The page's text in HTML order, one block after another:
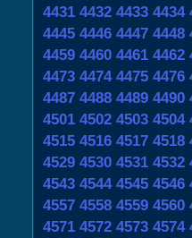
4431 4432 4433 4434
4445 4446 4447 4448
4459 4460 4461 4462
4473 4474 4475 4476
4487 4488 4489 4490
4501 4502 4503 4504
4515 4516 4517 4518
4529 4530 4531 4532
4543 4544 4545 4546
4557 4558 4559 4560
4571 4572 4573 4574